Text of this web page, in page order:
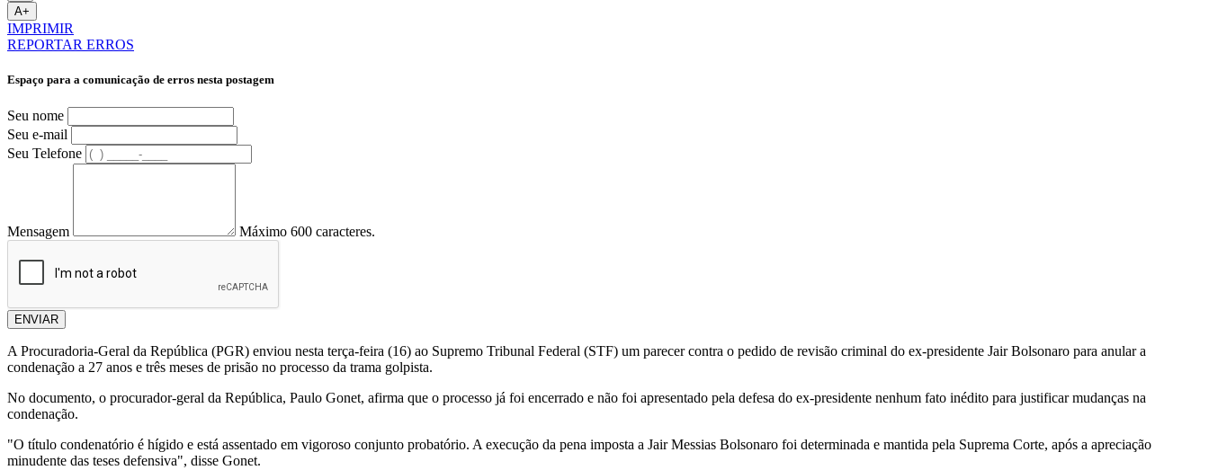
A+
IMPRIMIR
REPORTAR ERROS
Espaço para a comunicação de erros nesta postagem
Seu nome
Seu e-mail
Seu Telefone
Mensagem Máximo 600 caracteres.
ENVIAR
A Procuradoria-Geral da República (PGR) enviou nesta terça-feira (16) ao Supremo Tribunal Federal (STF) um parecer contra o pedido de revisão criminal do ex-presidente Jair Bolsonaro para anular a
condenação a 27 anos e três meses de prisão no processo da trama golpista.
No documento, o procurador-geral da República, Paulo Gonet, afirma que o processo já foi encerrado e não foi apresentado pela defesa do ex-presidente nenhum fato inédito para justificar mudanças na
condenação.
"O título condenatório é hígido e está assentado em vigoroso conjunto probatório. A execução da pena imposta a Jair Messias Bolsonaro foi determinada e mantida pela Suprema Corte, após a apreciação
minudente das teses defensiva", disse Gonet.